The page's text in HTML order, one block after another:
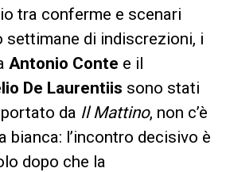
tra conferme e scenari
settimane di indiscrezioni, i
Antonio Conte e il
De Laurentiis sono stati
da Il Mattino, non c’è
bianca: l’incontro decisivo è
dopo che la